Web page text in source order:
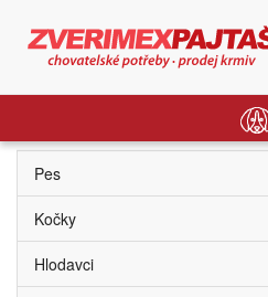
Pes
Kočky
Hlodavci